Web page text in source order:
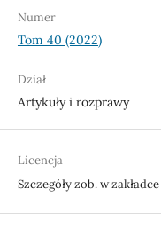
Numer
Tom 40 (2022)
Dział
Artykuły i rozprawy
Licencja
Szczegóły zob. w zakładce